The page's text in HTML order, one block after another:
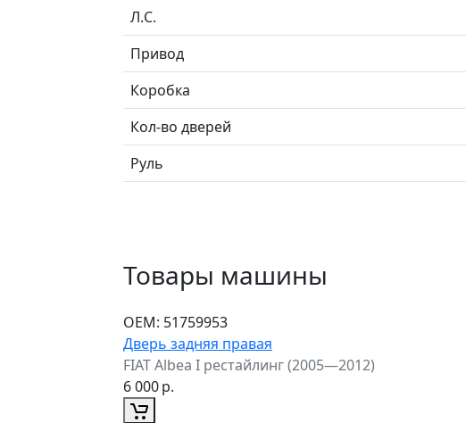
Л.C.
Привод
Коробка
Кол-во дверей
Руль
Товары машины
ОЕМ: 51759953
Дверь задняя правая
FIAT Albea I рестайлинг (2005—2012)
6 000р.